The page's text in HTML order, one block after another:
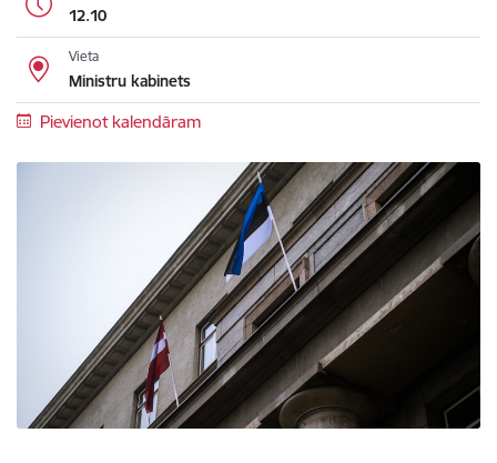
12.10
Vieta
Ministru kabinets
Pievienot kalendāram